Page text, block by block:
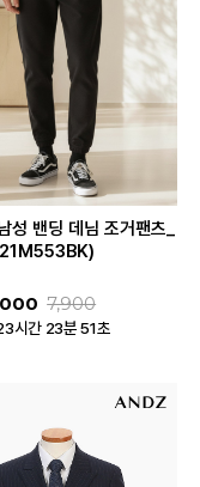
성 밴딩 데님 조거팬츠_
7,900
시간 23분 51초